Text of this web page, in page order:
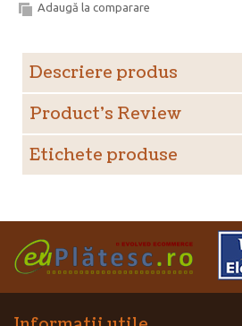
Adaugă la comparare
Descriere produs
Product's Review
Etichete produse